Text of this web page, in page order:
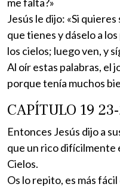
Jesús le dijo: «Si
que tienes y dáselo a
los cielos; luego ven, y
Al oír estas palabras, el
porque tenía muchos
CAPÍTULO 19
Entonces Jesús dijo a
que un rico difícilmente
Cielos.
Os lo repito, es más